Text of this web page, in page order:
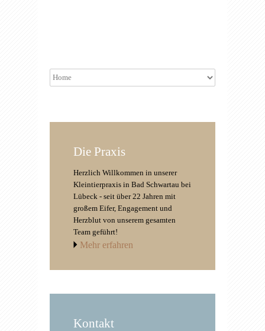
Die Praxis
Herzlich Willkommen in unserer
Kleintierpraxis in Bad Schwartau bei
Lübeck - seit über 22 Jahren mit
großem Eifer, Engagement und
Herzblut von unserem gesamten
Team geführt!
Mehr erfahren
Kontakt